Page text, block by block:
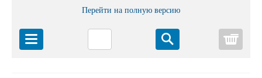
Перейти на полную версию